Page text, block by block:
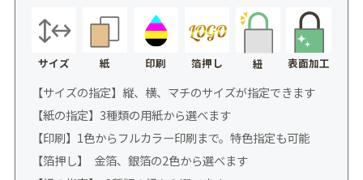
サイズ 紙 印刷 箔押し 紐 表面加工
【サイズの指定】縦、横、マチのサイズが指定できます
【紙の指定】3種類の用紙から選べます
【印刷】1色からフルカラー印刷まで。特色指定も可能
【箔押し】 金箔、銀箔の2色から選べます